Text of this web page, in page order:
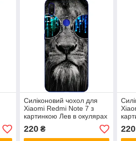
Силіконовий чохол для
Xiaomi Redmi Note 7 з
картинкою Лев в окулярах
220₴ 220